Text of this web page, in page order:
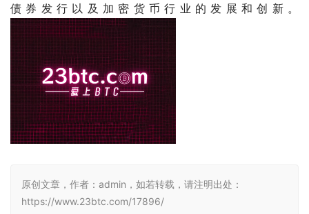
债券发行以及加密货币行业的发展和创新。
原创文章，作者：admin，如若转载，请注明出处：
https://www.23btc.com/17896/